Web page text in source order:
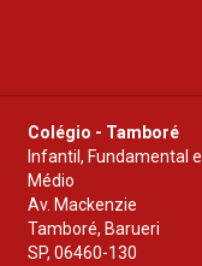
Colégio - Tamboré
Infantil, Fundamental e
Médio
Av. Mackenzie
Tamboré, Barueri
SP,06460-130